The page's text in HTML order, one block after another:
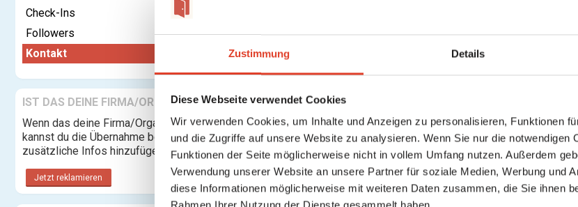
Zustimmung Details
Diese Webseite verwendet Cookies
Wir verwenden Cookies, um Inhalte und Anzeigen zu personalisieren, Funktionen
und die Zugriffe auf unsere Website zu analysieren. Wenn Sie nur die notwendigen
Funktionen der Seite möglicherweise nicht in vollem Umfang nutzen. Außerdem
Verwendung unserer Website an unsere Partner für soziale Medien, Werbung und
diese Informationen möglicherweise mit weiteren Daten zusammen, die Sie ihnen
Check-Ins
Followers
Kontakt
IST DAS DEINE FIRMA/ORGANISATION?
Wenn das deine Firma/Organisation ist,
kannst du die Übernahme beantragen und
zusätzliche Infos hinzufügen.
Jetzt reklamieren
Nachricht:
Senden